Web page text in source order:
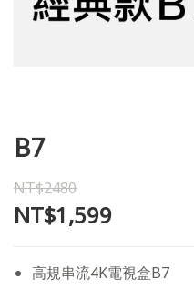
B7
NT$2480
NT$1,599
高規串流4K電視盒B7